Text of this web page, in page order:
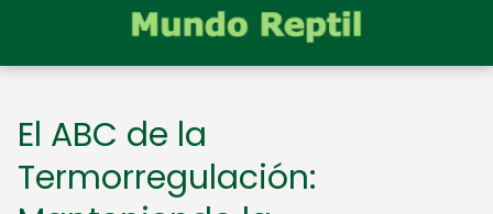
El ABC de la
Termorregulación: